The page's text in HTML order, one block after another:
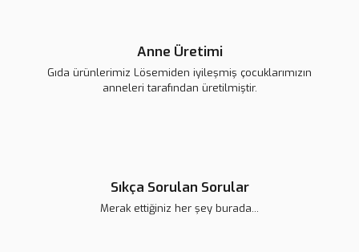
Anne Üretimi
Gıda ürünlerimiz Lösemiden iyileşmiş çocuklarımızın
anneleri tarafından üretilmiştir.
Sıkça Sorulan Sorular
Merak ettiğiniz her şey burada...